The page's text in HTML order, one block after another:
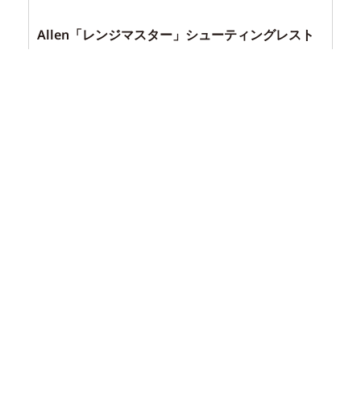
Allen「レンジマスター」シューティングレスト